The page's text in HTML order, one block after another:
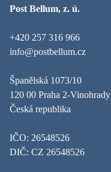
Post Bellum, z. ú.
+420 257 316 966
info@postbellum.cz
Španělská 1073/10
120 00 Praha 2-Vinohrady
Česká republika
IČO: 26548526
DIČ: CZ 26548526